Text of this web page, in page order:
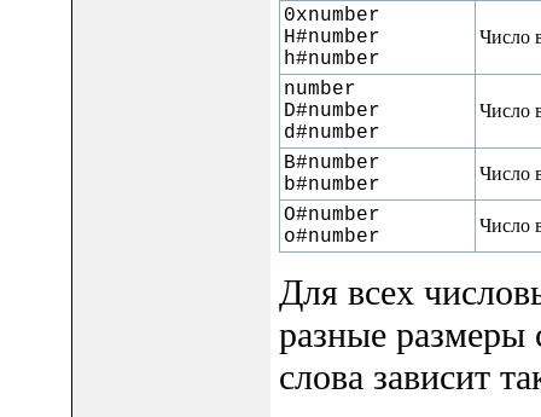
0xnumber
H#number
h#number
Число
number
D#number
d#number
Число
B#number
b#number
Число
O#number
o#number
Число
Для всех
разные размеры
слова зависит